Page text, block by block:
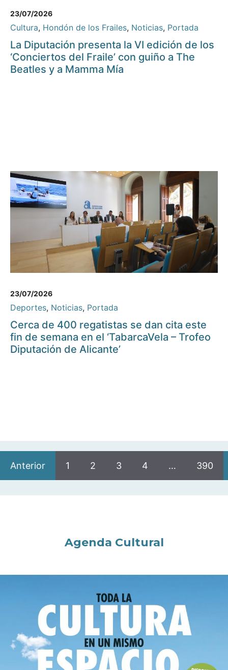
23/07/2026
Cultura, Hondón de los Frailes, Noticias, Portada
La Diputación presenta la VI edición de los
‘Conciertos del Fraile’ con guiño a The
Beatles y a Mamma Mía
23/07/2026
Deportes, Noticias, Portada
Cerca de 400 regatistas se dan cita este
fin de semana en el ‘TabarcaVela – Trofeo
Diputación de Alicante’
Anterior 1 2 3 4 … 390
Agenda Cultural